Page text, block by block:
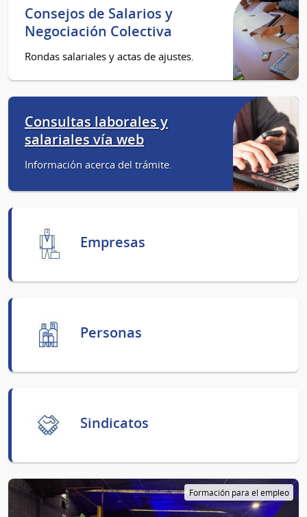
Consejos de Salarios y
Negociación Colectiva
Rondas salariales y actas de ajustes.
Consultas laborales y
salariales vía web
Información acerca del trámite.
Empresas
Personas
Sindicatos
Formación para el empleo